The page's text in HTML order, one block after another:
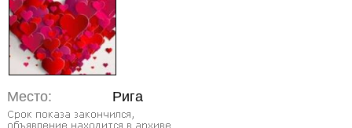
Место: Рига